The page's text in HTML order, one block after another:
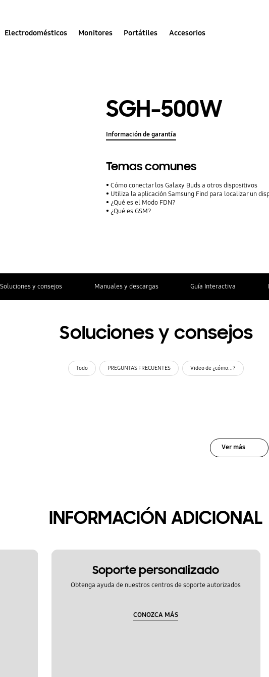
Electrodomésticos Monitores Portátiles Accesorios
SGH-500W
Información de garantía
Temas comunes
Cómo conectar los Galaxy Buds a otros dispositivos
Utiliza la aplicación Samsung Find para localizar un
¿Qué es el Modo FDN?
¿Qué es GSM?
Soluciones y consejos Manuales y descargas Guía Interactiva
Soluciones y consejos
Todo PREGUNTAS FRECUENTES Video de ¿cómo...?
Ver más
INFORMACIÓN ADICIONAL
Soporte personalizado
Obtenga ayuda de nuestros centros de soporte autorizados
CONOZCA MÁS